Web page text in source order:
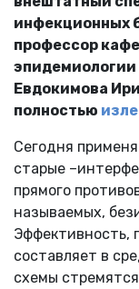
инфекционных
профессор
Евдокимова
полностью
Сегодня
старые
прямого
называемых,
Эффективность,
составляет в
схемы